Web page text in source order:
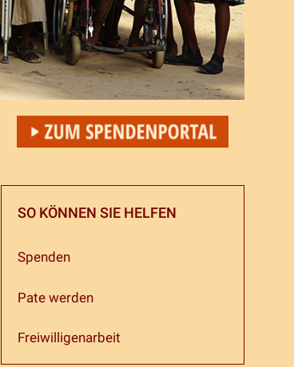
SO KÖNNEN SIE HELFEN
Spenden
Pate werden
Freiwilligenarbeit